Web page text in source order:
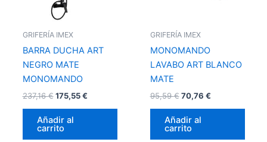
GRIFERÍA IMEX
BARRA DUCHA ART
NEGRO MATE
MONOMANDO
237,16€ 175,55€
Añadir al
carrito
GRIFERÍA IMEX
MONOMANDO
LAVABO ART BLANCO
MATE
95,59€ 70,76 €
Añadir al
carrito